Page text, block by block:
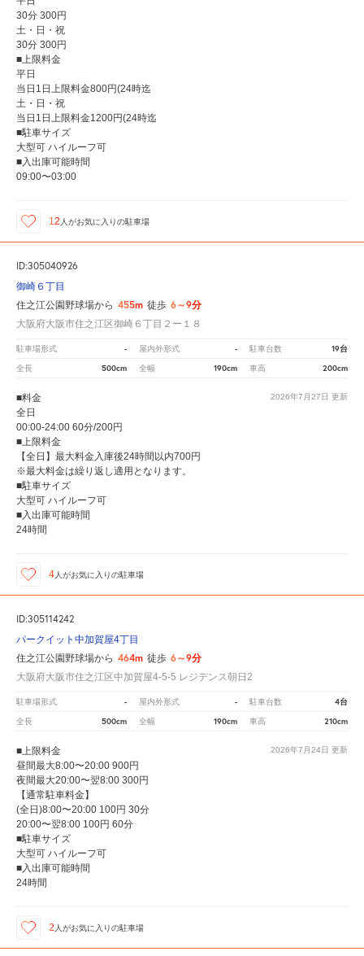
30分 300円
土・日・祝
30分 300円
■上限料金
平日
当日1日上限料金800円(24時迄
土・日・祝
当日1日上限料金1200円(24時迄
■駐車サイズ
大型可 ハイルーフ可
■入出庫可能時間
09:00〜03:00
12 人がお気に入りの駐車場
ID:305040926
御崎６丁目
住之江公園野球場から 455m 徒歩 6～9分
大阪府大阪市住之江区御崎６丁目２ー１８
駐車場形式 - 屋内外形式 - 駐車台数 19台
全長 500cm 全幅 190cm 車高 200cm
2026年7月27日 更新
■料金
全日
00:00-24:00 60分/200円
■上限料金
【全日】最大料金入庫後24時間以内700円
※最大料金は繰り返し適用となります。
■駐車サイズ
大型可 ハイルーフ可
■入出庫可能時間
24時間
4 人がお気に入りの駐車場
ID:305114242
パークイット中加賀屋4丁目
住之江公園野球場から 464m 徒歩 6～9分
大阪府大阪市住之江区中加賀屋4-5-5 レジデンス朝日2
駐車場形式 - 屋内外形式 - 駐車台数 4台
全長 500cm 全幅 190cm 車高 210cm
2026年7月24日 更新
■上限料金
昼間最大8:00〜20:00 900円
夜間最大20:00〜翌8:00 300円
【通常駐車料金】
(全日)8:00〜20:00 100円 30分
20:00〜翌8:00 100円 60分
■駐車サイズ
大型可 ハイルーフ可
■入出庫可能時間
24時間
2 人がお気に入りの駐車場